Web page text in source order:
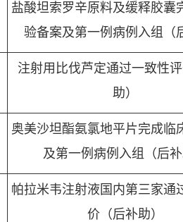
盐酸坦索罗辛原料及缓释胶囊
验备案及第一例病例入组（
注射用比伐芦定通过一致性
助）
奥美沙坦酯氨氯地平片完成临
及第一例病例入组（后
帕拉米韦注射液国内第三家通
价（后补助）